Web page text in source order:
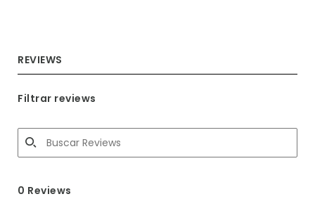
REVIEWS
Filtrar reviews
0 Reviews